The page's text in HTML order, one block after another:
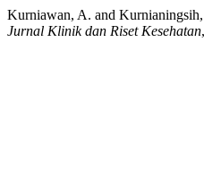
Kurniawan, A. and
Jurnal Klinik dan Riset Kesehatan